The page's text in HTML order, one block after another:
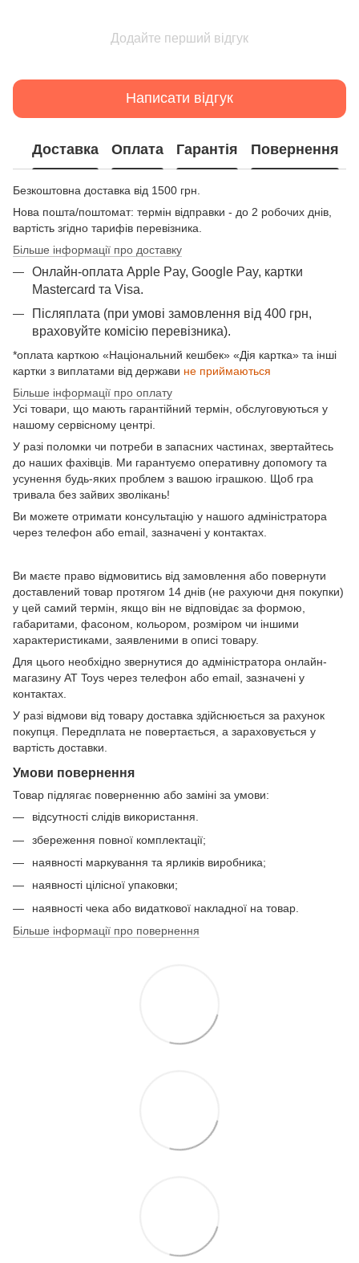
Додайте перший відгук
Написати відгук
Доставка Оплата Гарантія Повернення
Безкоштовна доставка від 1500 грн.
Нова пошта/поштомат: термін відправки - до 2 робочих днів,
вартість згідно тарифів перевізника.
Більше інформації про доставку
Онлайн-оплата Apple Pay, Google Pay, картки
Mastercard та Visа.
Післяплата (при умові замовлення від 400 грн,
враховуйте комісію перевізника).
*оплата карткою «Національний кешбек» «Дія картка» та інші
картки з виплатами від держави не приймаються
Більше інформації про оплату
Усі товари, що мають гарантійний термін, обслуговуються у
нашому сервісному центрі.
У разі поломки чи потреби в запасних частинах, звертайтесь
до наших фахівців. Ми гарантуємо оперативну допомогу та
усунення будь-яких проблем з вашою іграшкою. Щоб гра
тривала без зайвих зволікань!
Ви можете отримати консультацію у нашого адміністратора
через телефон або email, зазначені у контактах.
Ви маєте право відмовитись від замовлення або повернути
доставлений товар протягом 14 днів (не рахуючи дня покупки)
у цей самий термін, якщо він не відповідає за формою,
габаритами, фасоном, кольором, розміром чи іншими
характеристиками, заявленими в описі товару.
Для цього необхідно звернутися до адміністратора онлайн-
магазину AT Toys через телефон або email, зазначені у
контактах.
У разі відмови від товару доставка здійснюється за рахунок
покупця. Передплата не повертається, а зараховується у
вартість доставки.
Умови повернення
Товар підлягає поверненню або заміні за умови:
відсутності слідів використання.
збереження повної комплектації;
наявності маркування та ярликів виробника;
наявності цілісної упаковки;
наявності чека або видаткової накладної на товар.
Більше інформації про повернення